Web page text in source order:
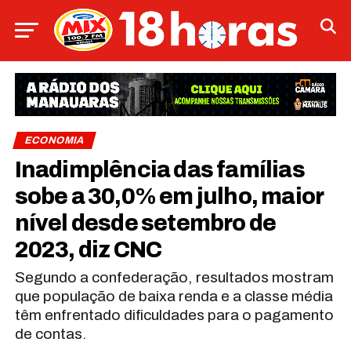
ECONOMIA
Inadimplência das famílias
sobe a 30,0% em julho, maior
nível desde setembro de
2023, diz CNC
Segundo a confederação, resultados mostram
que população de baixa renda e a classe média
têm enfrentado dificuldades para o pagamento
de contas.